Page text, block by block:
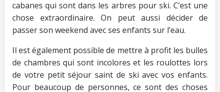
cabanes qui sont dans les arbres pour ski. C’est une
chose extraordinaire. On peut aussi décider de
passer son weekend avec ses enfants sur l’eau.
Il est également possible de mettre à profit les bulles
de chambres qui sont incolores et les roulottes lors
de votre petit séjour saint de ski avec vos enfants.
Pour beaucoup de personnes, ce sont des choses